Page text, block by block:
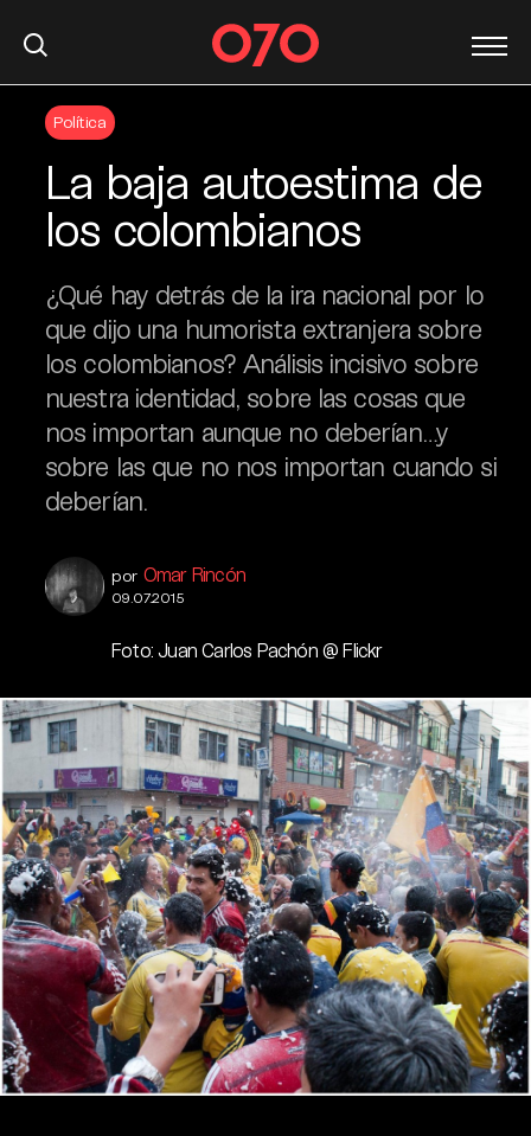
Política
La baja autoestima de
los colombianos
¿Qué hay detrás de la ira nacional por lo
que dijo una humorista extranjera sobre
los colombianos? Análisis incisivo sobre
nuestra identidad, sobre las cosas que
nos importan aunque no deberían…y
sobre las que no nos importan cuando si
deberían.
por Omar Rincón
09.07.2015
Foto: Juan Carlos Pachón @ Flickr